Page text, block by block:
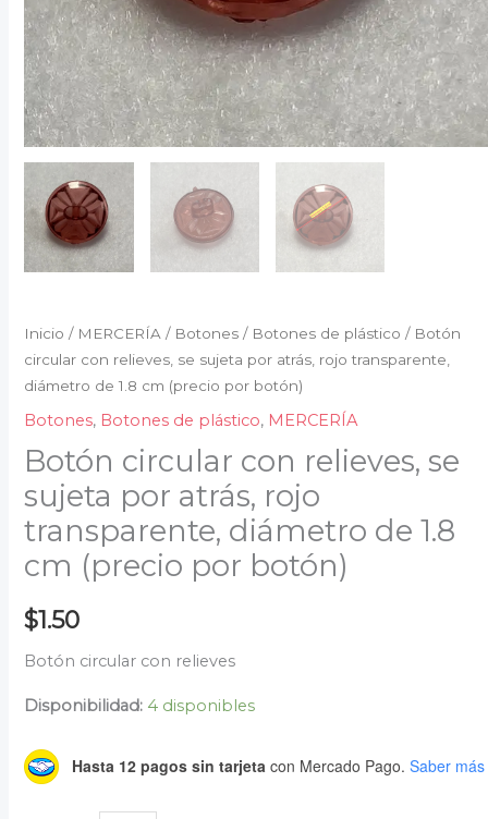
Inicio / MERCERÍA / Botones / Botones de plástico / Botón
circular con relieves, se sujeta por atrás, rojo transparente,
diámetro de 1.8 cm (precio por botón)
Botones, Botones de plástico, MERCERÍA
Botón circular con relieves, se
sujeta por atrás, rojo
transparente, diámetro de 1.8
cm (precio por botón)
$1.50
Botón circular con relieves
Disponibilidad: 4 disponibles
Hasta 12 pagos sin tarjeta con Mercado Pago. Saber más
1.8
cm
(precio
por
botón)